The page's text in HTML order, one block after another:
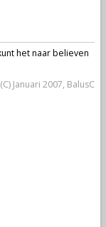
het naar believen
(C) Januari 2007, BalusC